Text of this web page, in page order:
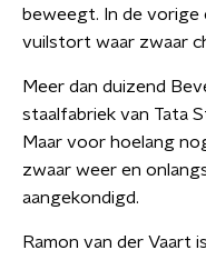
beweegt. In de vorige
vuilstort waar zwaar
Meer dan duizend
staalfabriek van Tata
Maar voor hoelang
zwaar weer en
aangekondigd.
Ramon van der Vaart